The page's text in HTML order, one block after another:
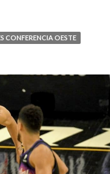
CONFERENCIA OESTE